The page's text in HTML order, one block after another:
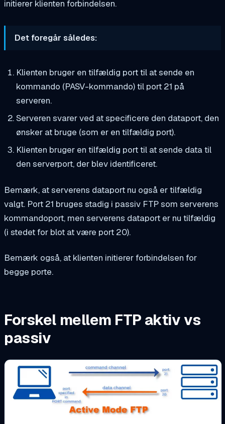
initierer klienten forbindelsen.
Det foregår således:
Klienten bruger en tilfældig port til at sende en
kommando (PASV-kommando) til port 21 på
serveren.
Serveren svarer ved at specificere den dataport, den
ønsker at bruge (som er en tilfældig port).
Klienten bruger en tilfældig port til at sende data til
den serverport, der blev identificeret.
Bemærk, at serverens dataport nu også er tilfældig
valgt. Port 21 bruges stadig i passiv FTP som serverens
kommandoport, men serverens dataport er nu tilfældig
(i stedet for blot at være port 20).
Bemærk også, at klienten initierer forbindelsen for
begge porte.
Forskel mellem FTP aktiv vs
passiv